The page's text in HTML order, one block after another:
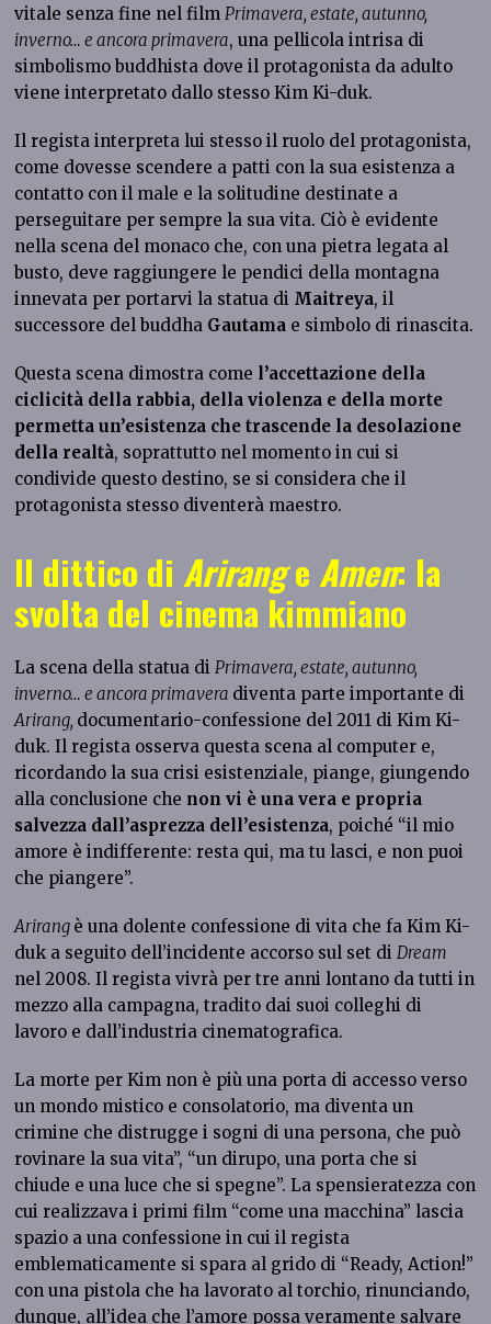
vitale senza fine nel filmPrimavera, estate, autunno,
inverno… e ancora primavera, una pellicola intrisa di
simbolismo buddhista dove il protagonista da adulto
viene interpretato dallo stesso Kim Ki-duk.
Il regista interpreta lui stesso il ruolo del protagonista,
come dovesse scendere a patti con la sua esistenza a
contatto con il male e la solitudine destinate a
perseguitare per sempre la sua vita. Ciò è evidente
nella scena del monaco che, con una pietra legata al
busto, deve raggiungere le pendici della montagna
innevata per portarvi la statua di Maitreya, il
successore del buddha Gautama e simbolo di rinascita.
Questa scena dimostra come l’accettazione della
ciclicità della rabbia, della violenza e della morte
permetta un’esistenza che trascende la desolazione
della realtà, soprattutto nel momento in cui si
condivide questo destino, se si considera che il
protagonista stesso diventerà maestro.
Il dittico di Arirange Amen: la
svolta del cinema kimmiano
La scena della statua diPrimavera, estate, autunno,
inverno… e ancora primavera diventa parte importante di
Arirang, documentario-confessione del 2011 di Kim Ki-
duk. Il regista osserva questa scena al computer e,
ricordando la sua crisi esistenziale, piange, giungendo
alla conclusione che non vi è una vera e propria
salvezza dall’asprezza dell’esistenza, poiché “il mio
amore è indifferente: resta qui, ma tu lasci, e non puoi
che piangere”.
Arirang è una dolente confessione di vita che fa Kim Ki-
duk a seguito dell’incidente accorso sul set diDream
nel 2008. Il regista vivrà per tre anni lontano da tutti in
mezzo alla campagna, tradito dai suoi colleghi di
lavoro e dall’industria cinematografica.
La morte per Kim non è più una porta di accesso verso
un mondo mistico e consolatorio, ma diventa un
crimine che distrugge i sogni di una persona, che può
rovinare la sua vita”, “un dirupo, una porta che si
chiude e una luce che si spegne”. La spensieratezza con
cui realizzava i primi film “come una macchina” lascia
spazio a una confessione in cui il regista
emblematicamente si spara al grido di “Ready, Action!”
con una pistola che ha lavorato al torchio, rinunciando,
dunque, all’idea che l’amore possa veramente salvare